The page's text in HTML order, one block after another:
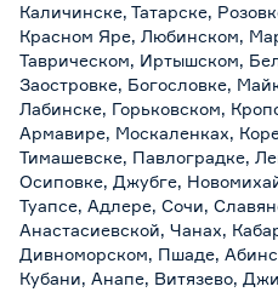
Каличинске, Татарске,
Красном Яре, Любинском,
Таврическом, Иртышском,
Заостровке, Богословке,
Лабинске, Горьковском,
Армавире, Москаленках,
Тимашевске, Павлоградке,
Осиповке, Джубге,
Туапсе, Адлере, Сочи,
Анастасиевской, Чанах,
Дивноморском, Пшаде,
Кубани, Анапе, Витязево,